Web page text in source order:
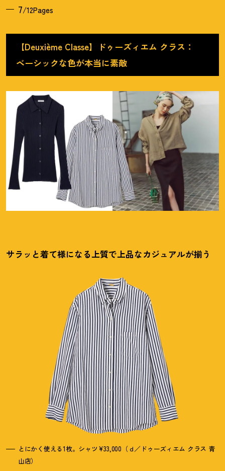
7/12Pages
【Deuxième Classe】ドゥーズィエム クラス：
ベーシックな色が本当に素敵
サラッと着て様になる上質で上品なカジュアルが揃う
とにかく使える1枚。シャツ¥33,000（ｄ／ドゥーズィエム クラス 青
山店）